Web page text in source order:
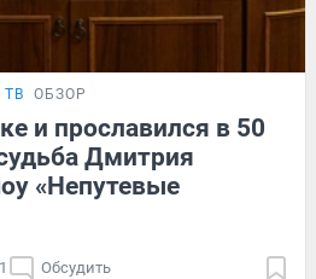
ОБЗОР
и прославился в 50
Дмитрия
«Непутевые
Обсудить